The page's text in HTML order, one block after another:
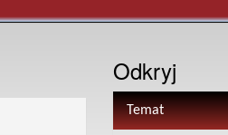
Odkryj
Temat